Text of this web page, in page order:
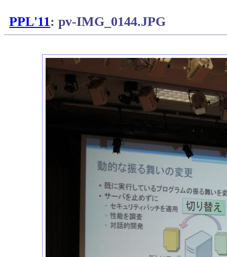
PPL'11: pv-IMG_0144.JPG